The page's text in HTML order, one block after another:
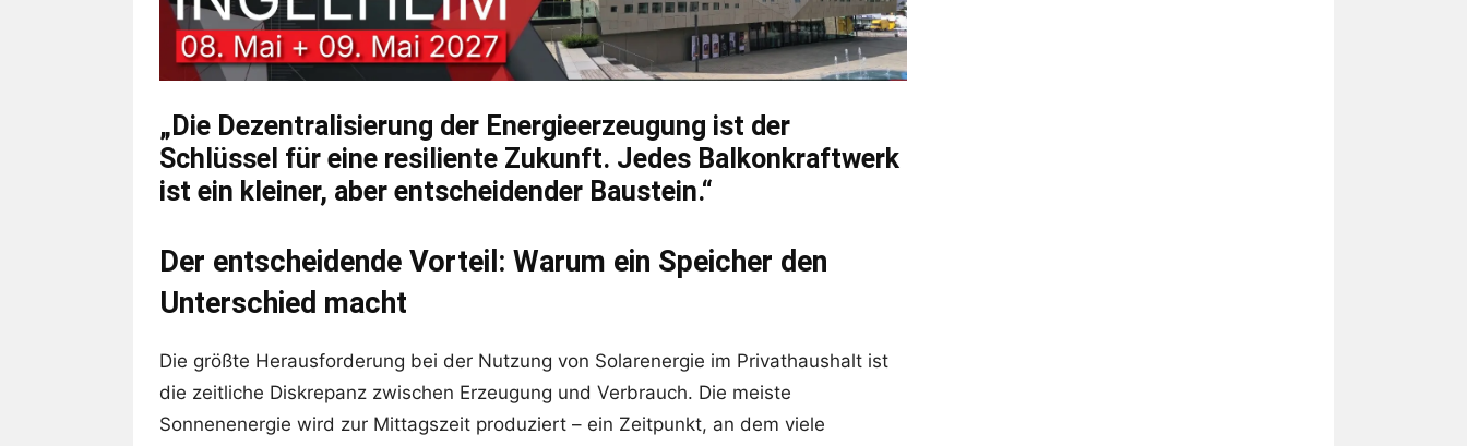
„Die Dezentralisierung der Energieerzeugung ist der
Schlüssel für eine resiliente Zukunft. Jedes Balkonkraftwerk
ist ein kleiner, aber entscheidender Baustein.“
Der entscheidende Vorteil: Warum ein Speicher den
Unterschied macht
Die größte Herausforderung bei der Nutzung von Solarenergie im Privathaushalt ist
die zeitliche Diskrepanz zwischen Erzeugung und Verbrauch. Die meiste
Sonnenenergie wird zur Mittagszeit produziert – ein Zeitpunkt, an dem viele